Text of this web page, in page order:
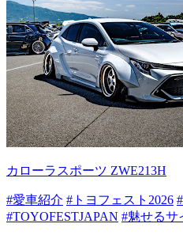
カローラスポーツ ZWE213H
#愛車紹介 #トヨフェスト2026
#TOYOFESTJAPAN #魅せるサ